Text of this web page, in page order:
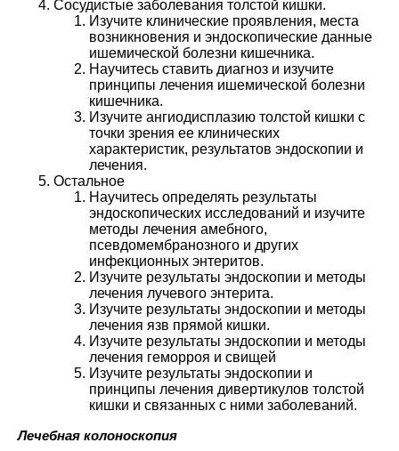
Сосудистые заболевания толстой кишки.
Изучите клинические проявления, места
возникновения и эндоскопические данные
ишемической болезни кишечника.
Научитесь ставить диагноз и изучите
принципы лечения ишемической болезни
кишечника.
Изучите ангиодисплазию толстой кишки с
точки зрения ее клинических
характеристик, результатов эндоскопии и
лечения.
Остальное
Научитесь определять результаты
эндоскопических исследований и изучите
методы лечения амебного,
псевдомембранозного и других
инфекционных энтеритов.
Изучите результаты эндоскопии и методы
лечения лучевого энтерита.
Изучите результаты эндоскопии и методы
лечения язв прямой кишки.
Изучите результаты эндоскопии и методы
лечения геморроя и свищей
Изучите результаты эндоскопии и
принципы лечения дивертикулов толстой
кишки и связанных с ними заболеваний.
Лечебная колоноскопия